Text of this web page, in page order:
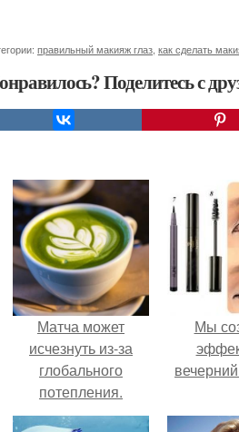
правильный макияж глаз как сделать
Поделитесь с
Матча может
исчезнуть из-за
глобального
потепления.
Мы